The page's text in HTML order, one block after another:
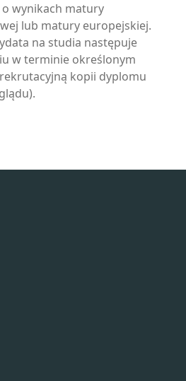
wynikach matury
lub matury europejskiej.
na studia następuje
w terminie określonym
kopii dyplomu